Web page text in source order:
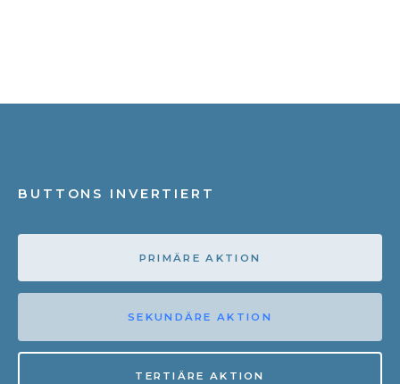
BUTTONS INVERTIERT
PRIMÄRE AKTION
SEKUNDÄRE AKTION
TERTIÄRE AKTION